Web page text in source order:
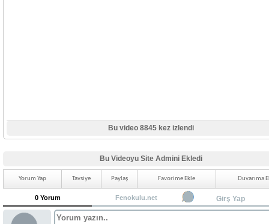
Bu video 8845 kez izlendi
Bu Videoyu Site Admini Ekledi
Yorum Yap Tavsiye Paylaş Favorime Ekle Duvarıma
0 Yorum Fenokulu.net Girş Yap